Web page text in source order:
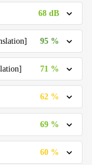
68 dB
95 %
71 %
62 %
69 %
60 %